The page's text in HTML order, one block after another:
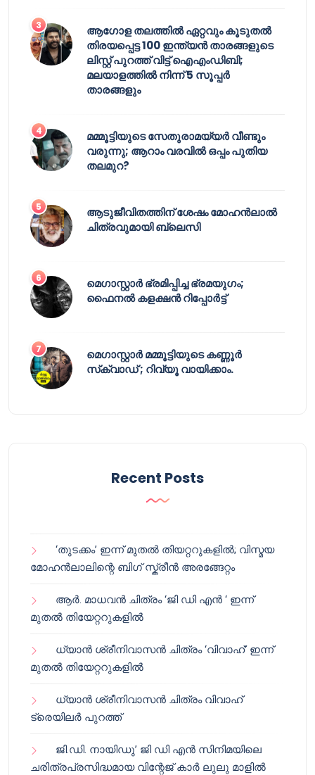
ആഗോള തലത്തിൽ ഏറ്റവും കൂടുതൽ
തിരയപ്പെട്ട 100 ഇന്ത്യൻ താരങ്ങളുടെ
ലിസ്റ്റ് പുറത്ത് വിട്ട് ഐഎംഡിബി;
മലയാളത്തിൽ നിന്ന് 5 സൂപ്പർ
താരങ്ങളും
മമ്മൂട്ടിയുടെ സേതുരാമയ്യർ വീണ്ടും
വരുന്നു; ആറാം വരവിൽ ഒപ്പം പുതിയ
തലമുറ?
ആടുജീവിതത്തിന് ശേഷം മോഹൻലാൽ
ചിത്രവുമായി ബ്ലെസി
മെഗാസ്റ്റാർ ഭ്രമിപ്പിച്ച ഭ്രമയുഗം;
ഫൈനൽ കളക്ഷൻ റിപ്പോർട്ട്
മെഗാസ്റ്റാർ മമ്മൂട്ടിയുടെ കണ്ണൂർ
സ്‌ക്വാഡ് ; റിവ്യൂ വായിക്കാം.
Recent Posts
‘തുടക്കം’ ഇന്ന് മുതൽ തിയറ്ററുകളിൽ; വിസ്മയ
മോഹൻലാലിന്റെ ബിഗ് സ്ക്രീൻ അരങ്ങേറ്റം
ആർ. മാധവൻ ചിത്രം ‘ജി ഡി എൻ ‘ ഇന്ന്
മുതൽ തിയേറ്ററുകളിൽ
ധ്യാൻ ശ്രീനിവാസൻ ചിത്രം ‘വിവാഹ്’ ഇന്ന്
മുതൽ തിയേറ്ററുകളിൽ
ധ്യാൻ ശ്രീനിവാസൻ ചിത്രം വിവാഹ്
ട്രെയിലർ പുറത്ത്
ജി.ഡി. നായിഡു’ ജി ഡി എൻ സിനിമയിലെ
ചരിത്രപ്രസിദ്ധമായ വിന്റേജ് കാർ ലുലു മാളിൽ